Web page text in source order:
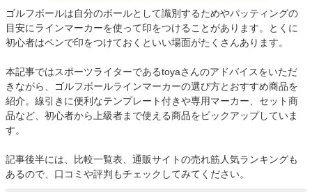
ゴルフボールは自分のボールとして識別するためやパッティングの
目安にラインマーカーを使って印をつけることがあります。とくに
初心者はペンで印をつけておくといい場面がたくさんあります。
本記事ではスポーツライターであるtoyaさんのアドバイスをいただ
きながら、ゴルフボールラインマーカーの選び方とおすすめ商品を
紹介。線引きに便利なテンプレート付きや専用マーカー、セット商
品など、初心者から上級者まで使える商品をピックアップしていま
す。
記事後半には、比較一覧表、通販サイトの売れ筋人気ランキングも
あるので、口コミや評判もチェックしてみてください。